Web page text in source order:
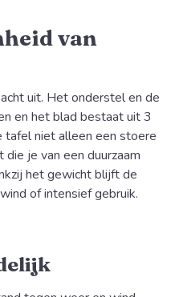
van
uit. Het onderstel en de
en het blad bestaat uit 3
niet alleen een stoere
je van een duurzaam
het gewicht blijft de
of intensief gebruik.